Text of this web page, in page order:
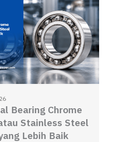
Bearing Chrome
Stainless Steel
Lebih Baik